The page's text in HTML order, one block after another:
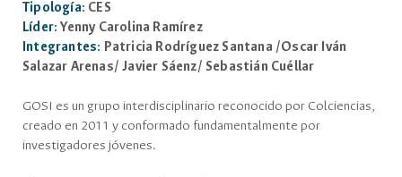
Tipología: CES
Líder:Yenny Carolina Ramírez
Integrantes: Patricia Rodríguez Santana /Oscar Iván
Salazar Arenas/ Javier Sáenz/ Sebastián Cuéllar
GOSI es un grupo interdisciplinario reconocido por Colciencias,
creado en 2011 y conformado fundamentalmente por
investigadores jóvenes.